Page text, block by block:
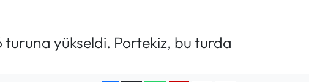
turuna yükseldi. Portekiz, bu turda